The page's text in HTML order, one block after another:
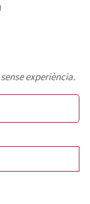
experiència.